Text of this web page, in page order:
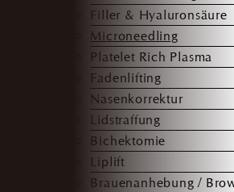
Filler & Hyaluronsäure
Microneedling
Platelet Rich Plasma
Fadenlifting
Nasenkorrektur
Lidstraffung
Bichektomie
Liplift
Brauenanhebung /